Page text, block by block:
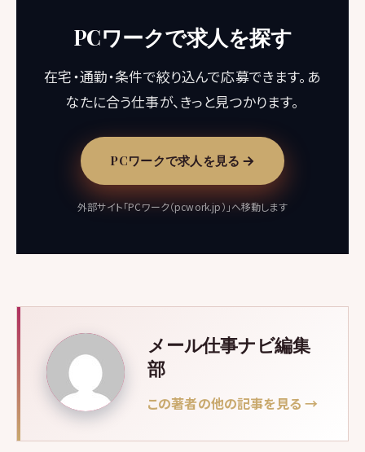
PCワークで求人を探す
在宅・通勤・条件で絞り込んで応募できます。あ
なたに合う仕事が、きっと見つかります。
PCワークで求人を見る
外部サイト「PCワーク（pcwork.jp）」へ移動します
メール仕事ナビ編集
部
この著者の他の記事を見る →